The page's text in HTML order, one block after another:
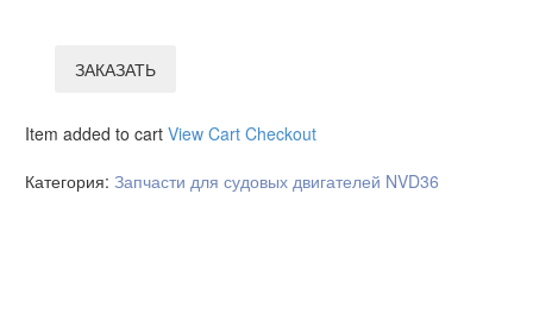
ЗАКАЗАТЬ
Item added to cart View Cart Checkout
Категория: Запчасти для судовых двигателей NVD36